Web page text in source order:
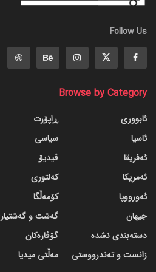
Follow Us
Browse by Category
ئابووری
ئاسیا
ئەفریقا
ئەمریکا
ئەورووپا
جیهان
دسته‌بندی نشده
زانست و تەندرووستی
ڕاپۆرت
سیاسی
ڤیدیۆ
کەلتوری
کۆمەڵگا
گه‌شت و
گۆڤاره‌کان
مەڵتی میدیا